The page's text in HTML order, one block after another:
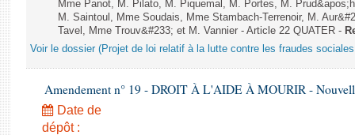
Mme Panot, M. Pilato, M. Piquemal, M. Portes, M.
M. Saintoul, Mme Soudais, Mme Stambach-Terrenoir, M.
Tavel, Mme Trouv&#233; et M. Vannier - Article 22 QUATER -
Voir le dossier (Projet de loi relatif à la lutte contre les fraudes
Amendement n° 19 - DROIT À L'AIDE À MOURIR -
Date de
dépôt :